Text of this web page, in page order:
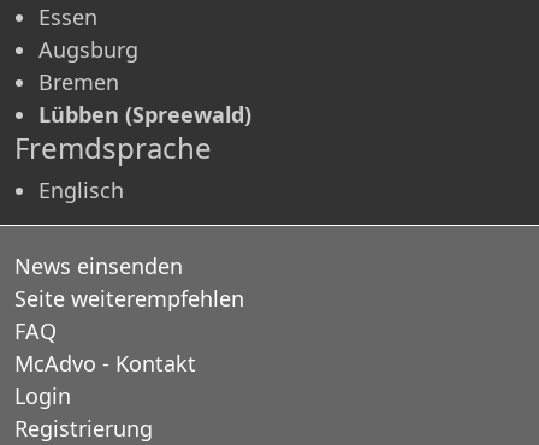
Essen
Augsburg
Bremen
Lübben (Spreewald)
Fremdsprache
Englisch
News einsenden
Seite weiterempfehlen
FAQ
McAdvo - Kontakt
Login
Registrierung